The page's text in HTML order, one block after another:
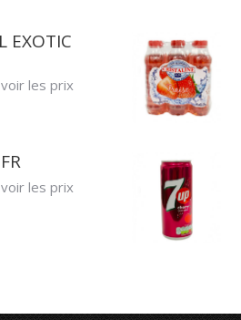
EXOTIC
les prix
les prix